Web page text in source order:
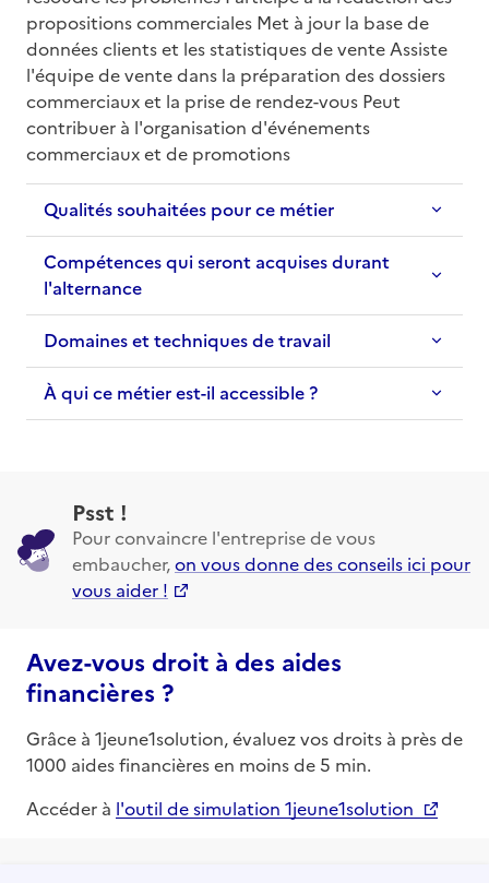
propositions commerciales Met à jour la base de
données clients et les statistiques de vente Assiste
l'équipe de vente dans la préparation des dossiers
commerciaux et la prise de rendez-vous Peut
contribuer à l'organisation d'événements
commerciaux et de promotions
Qualités souhaitées pour ce métier
Compétences qui seront acquises durant
l'alternance
Domaines et techniques de travail
À qui ce métier est-il accessible ?
Psst !
Pour convaincre l'entreprise de vous
embaucher,on vous donne des conseils ici pour
vous aider !
Avez-vous droit à des aides
financières ?
Grâce à 1jeune1solution, évaluez vos droits à près de
1000 aides financières en moins de 5 min.
Accéder à l'outil de simulation 1jeune1solution